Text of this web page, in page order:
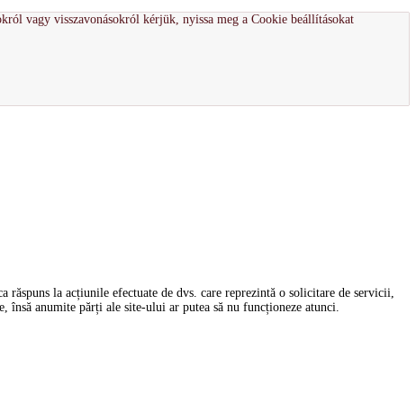
vagy visszavonásokról kérjük, nyissa meg a Cookie beállításokat
la acțiunile efectuate de dvs. care reprezintă o solicitare de servicii,
anumite părți ale site-ului ar putea să nu funcționeze atunci.